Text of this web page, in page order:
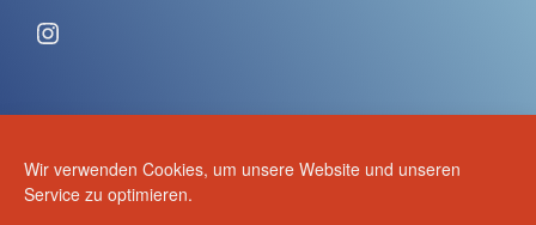
Wir verwenden Cookies, um unsere Website und unseren
Service zu optimieren.
Instagram
Volker Schulze